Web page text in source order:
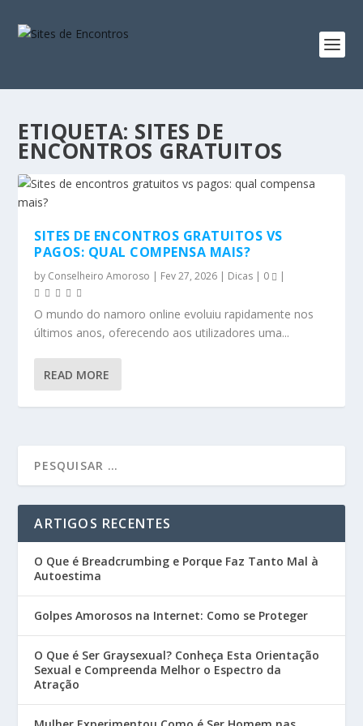
ETIQUETA: SITES DE
ENCONTROS GRATUITOS
SITES DE ENCONTROS GRATUITOS VS
PAGOS: QUAL COMPENSA MAIS?
by Conselheiro Amoroso | Fev 27, 2026 | Dicas | 0 |
O mundo do namoro online evoluiu rapidamente nos
últimos anos, oferecendo aos utilizadores uma...
READ MORE
ARTIGOS RECENTES
O Que é Breadcrumbing e Porque Faz Tanto Mal à
Autoestima
Golpes Amorosos na Internet: Como se Proteger
O Que é Ser Graysexual? Conheça Esta Orientação
Sexual e Compreenda Melhor o Espectro da
Atração